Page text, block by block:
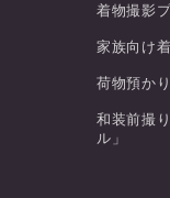
着物撮影
家族向け
荷物預か
和装前撮
ル」